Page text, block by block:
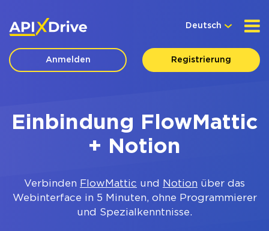
Deutsch
Anmelden Registrierung
Einbindung FlowMattic
+ Notion
Verbinden FlowMattic und Notion über das
Webinterface in 5 Minuten, ohne Programmierer
und Spezialkenntnisse.